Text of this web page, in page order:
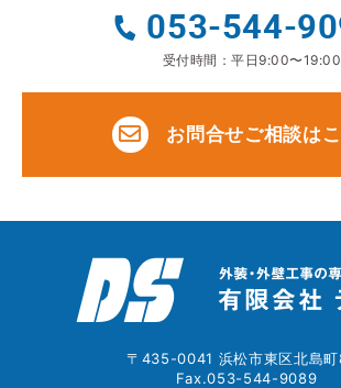
053-544-
受付時間：平日9:00〜19:00
お問合せご相談は
〒435-0041 浜松市東区北島
Fax.053-544-9089